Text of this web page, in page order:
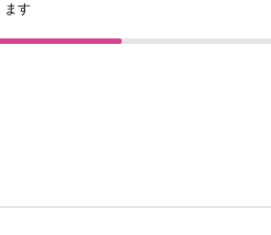
ます